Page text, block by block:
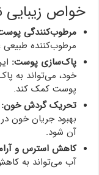
خواص زیبایی
مرطوب‌کنندگی
مرطوب‌کننده
پاک‌سازی پوست:
خود، می‌تواند به
پوست کمک کند.
تحریک گردش خون:
بهبود جریان خون
آن شود.
کاهش استرس و
آب می‌تواند به